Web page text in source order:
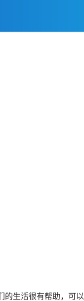
的生活很有帮助，可以